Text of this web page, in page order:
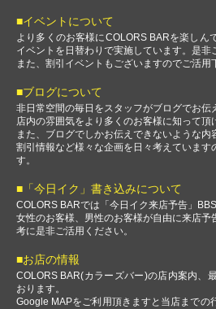
■イベントについて
より多くのお客様にCOLORS BARを楽しん
イベントを日替わりで実施しています。是非
また、割引イベントもございますのでご活用
■ブログについて
非日常空間の毎日をスタッフがブログでお伝
店内の雰囲気をより多くのお客様に知って頂
また、ブログでしかお伝えできないような内
割引情報など様々な企画を日々考えています
す。
■「今日イク」書き込みについて
COLORS BARでは「今日イク来店予告」
女性のお客様、男性のお客様が自由に来店予
考に是非ご活用ください。
■お店の情報
COLORS BAR(カラーズバー)の店内案内、
おります。
Google MAPをご利用頂きますと当店までの